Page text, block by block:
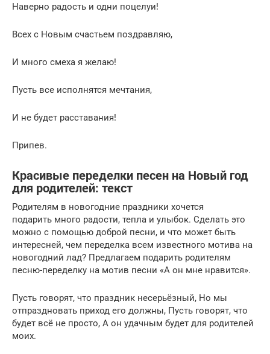
Наверно радость и одни поцелуи!
Всех с Новым счастьем поздравляю,
И много смеха я желаю!
Пусть все исполнятся мечтания,
И не будет расставания!
Припев.
Красивые переделки песен на Новый год
для родителей: текст
Родителям в новогодние праздники хочется
подарить много радости, тепла и улыбок. Сделать это
можно с помощью доброй песни, и что может быть
интересней, чем переделка всем известного мотива на
новогодний лад? Предлагаем подарить родителям
песню-переделку на мотив песни «А он мне нравится».
Пусть говорят, что праздник несерьёзный, Но мы
отпраздновать приход его должны, Пусть говорят, что
будет всё не просто, А он удачным будет для родителей
моих.